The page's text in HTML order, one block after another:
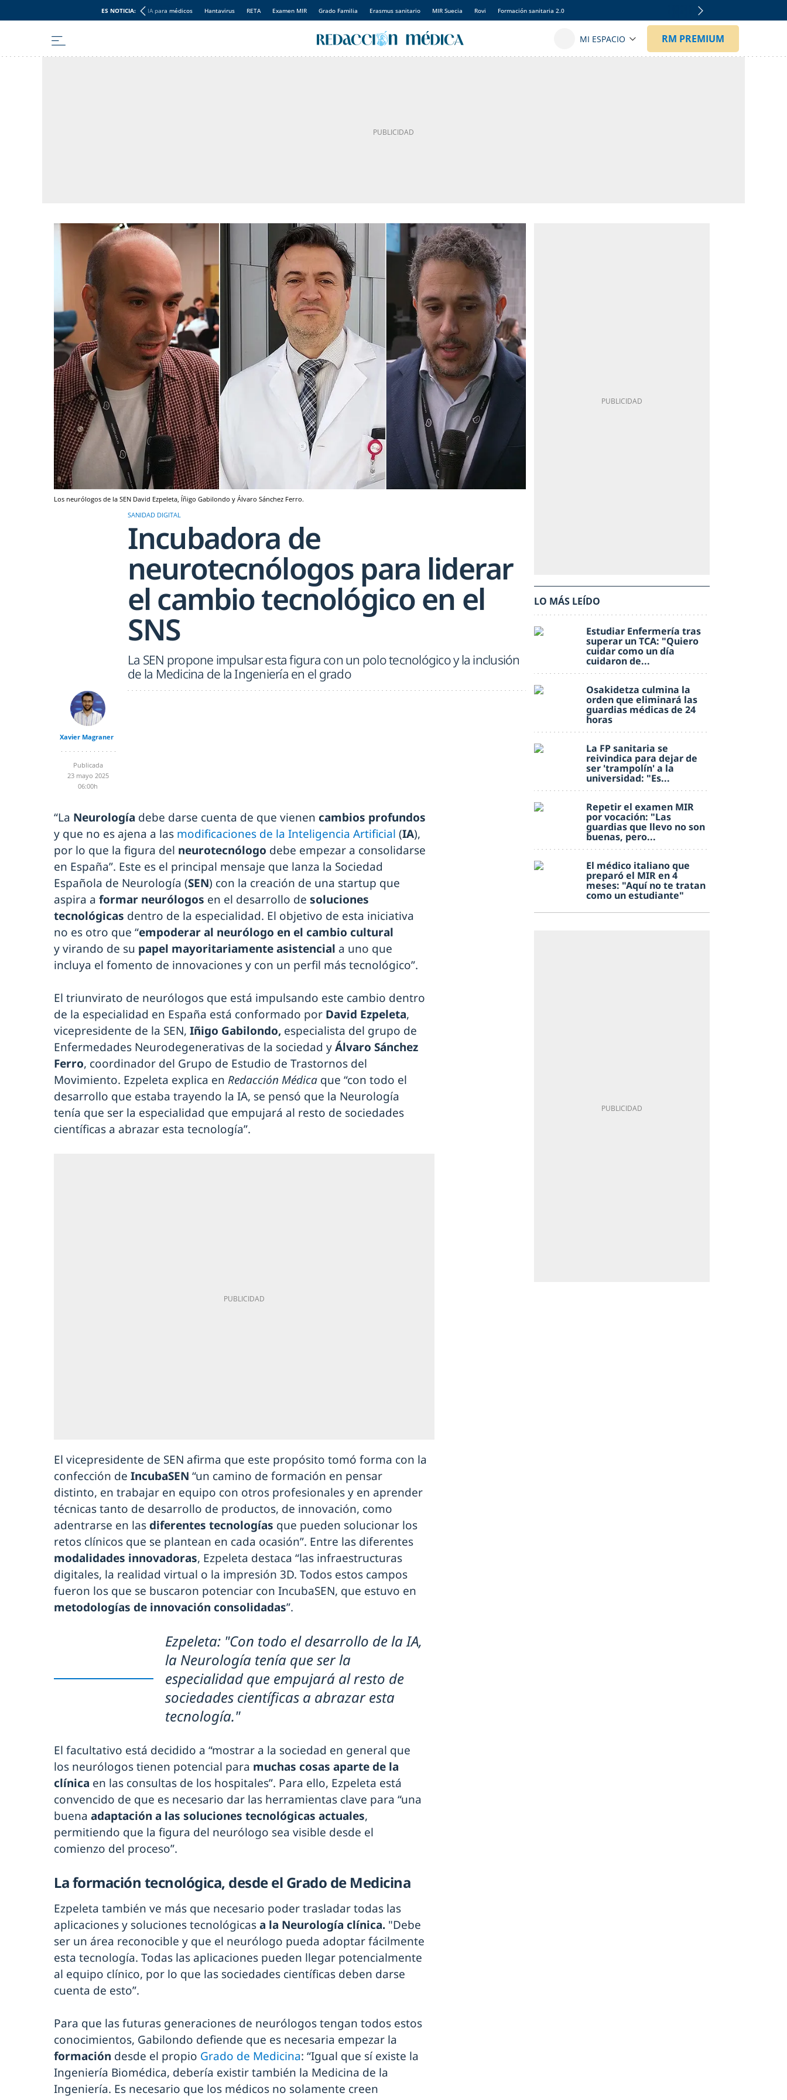
ES NOTICIA: IA para médicos Hantavirus RETA Examen MIR Grado Familia Erasmus sanitario MIR Suecia Rovi Formación sanitaria 2.0
Los neurólogos de la SEN David Ezpeleta, Íñigo Gabilondo y Álvaro Sánchez Ferro.
SANIDAD DIGITAL
Incubadora de
neurotecnólogos para liderar
el cambio tecnológico en el
SNS
La SEN propone impulsar esta figura con un polo tecnológico y la inclusión
de la Medicina de la Ingeniería en el grado
Xavier Magraner
Publicada
23 mayo 2025
06:00h
“La Neurología debe darse cuenta de que vienen cambios profundos
y que no es ajena a las modificaciones de la Inteligencia Artificial (IA),
por lo que la figura del neurotecnólogo debe empezar a consolidarse
en España”. Este es el principal mensaje que lanza la Sociedad
Española de Neurología (SEN) con la creación de una startup que
aspira a formar neurólogos en el desarrollo de soluciones
tecnológicas dentro de la especialidad. El objetivo de esta iniciativa
no es otro que “empoderar al neurólogo en el cambio cultural
y virando de su papel mayoritariamente asistencial a uno que
incluya el fomento de innovaciones y con un perfil más tecnológico”.
El triunvirato de neurólogos que está impulsando este cambio dentro
de la especialidad en España está conformado por David Ezpeleta,
vicepresidente de la SEN, Iñigo Gabilondo, especialista del grupo de
Enfermedades Neurodegenerativas de la sociedad yÁlvaro Sánchez
Ferro, coordinador del Grupo de Estudio de Trastornos del
Movimiento. Ezpeleta explica en Redacción Médica que “con todo el
desarrollo que estaba trayendo la IA, se pensó que la Neurología
tenía que ser la especialidad que empujará al resto de sociedades
científicas a abrazar esta tecnología”.
El vicepresidente de SEN afirma que este propósito tomó forma con la
confección de IncubaSEN “un camino de formación en pensar
distinto, en trabajar en equipo con otros profesionales y en aprender
técnicas tanto de desarrollo de productos, de innovación, como
adentrarse en las diferentes tecnologías que pueden solucionar los
retos clínicos que se plantean en cada ocasión”. Entre las diferentes
modalidades innovadoras, Ezpeleta destaca “las infraestructuras
digitales, la realidad virtual o la impresión 3D. Todos estos campos
fueron los que se buscaron potenciar con IncubaSEN, que estuvo en
metodologías de innovación consolidadas”.
Ezpeleta: "Con todo el desarrollo de la IA,
la Neurología tenía que ser la
especialidad que empujará al resto de
sociedades científicas a abrazar esta
tecnología."
El facultativo está decidido a “mostrar a la sociedad en general que
los neurólogos tienen potencial para muchas cosas aparte de la
clínica en las consultas de los hospitales”. Para ello, Ezpeleta está
convencido de que es necesario dar las herramientas clave para “una
buena adaptación a las soluciones tecnológicas actuales,
permitiendo que la figura del neurólogo sea visible desde el
comienzo del proceso”.
La formación tecnológica, desde el Grado de Medicina
Ezpeleta también ve más que necesario poder trasladar todas las
aplicaciones y soluciones tecnológicasa la Neurología clínica. "Debe
ser un área reconocible y que el neurólogo pueda adoptar fácilmente
esta tecnología. Todas las aplicaciones pueden llegar potencialmente
al equipo clínico, por lo que las sociedades científicas deben darse
cuenta de esto”.
Para que las futuras generaciones de neurólogos tengan todos estos
conocimientos, Gabilondo defiende que es necesaria empezar la
formación desde el propio Grado de Medicina: “Igual que sí existe la
Ingeniería Biomédica, debería existir también la Medicina de la
Ingeniería. Es necesario que los médicos no solamente creen
LO MÁS LEÍDO
Estudiar Enfermería tras
superar un TCA: "Quiero
cuidar como un día
cuidaron de...
Osakidetza culmina la
orden que eliminará las
guardias médicas de 24
horas
La FP sanitaria se
reivindica para dejar de
ser 'trampolín' a la
universidad: "Es...
Repetir el examen MIR
por vocación: "Las
guardias que llevo no son
buenas, pero...
El médico italiano que
preparó el MIR en 4
meses: "Aquí no te tratan
como un estudiante"